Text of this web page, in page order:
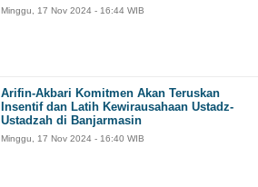
Minggu, 17 Nov 2024 - 16:44 WIB
Arifin-Akbari Komitmen Akan Teruskan
Insentif dan Latih Kewirausahaan Ustadz-
Ustadzah di Banjarmasin
Minggu, 17 Nov 2024 - 16:40 WIB